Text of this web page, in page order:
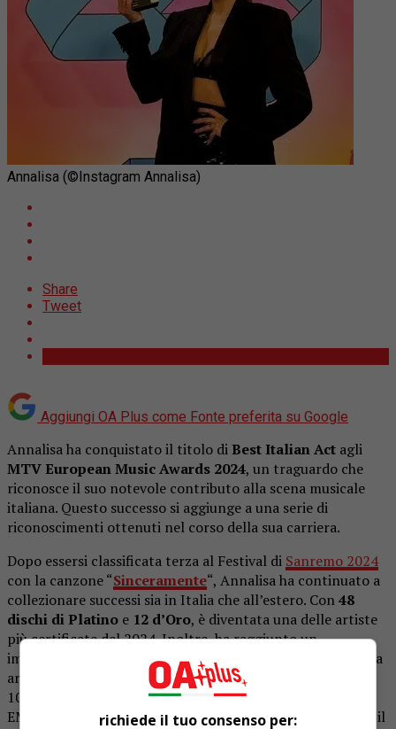
Annalisa (©Instagram Annalisa)
Share
Tweet
Aggiungi OA Plus come Fonte preferita su Google
Annalisa ha conquistato il titolo di Best Italian Act agli
MTV European Music Awards 2024, un traguardo che
riconosce il suo notevole contributo alla scena musicale
italiana. Questo successo si aggiunge a una serie di
riconoscimenti ottenuti nel corso della sua carriera.
Dopo essersi classificata terza al Festival di Sanremo 2024
con la canzone “Sinceramente“, Annalisa ha continuato a
collezionare successi sia in Italia che all’estero. Con48
dischi di Platino e 12 d’Oro, è diventata una delle artiste
più certificate del 2024. Inoltre, ha raggiunto un
importante traguardo internazionale, diventando la prima
artista femminile italiana ad entrare nella classifica Top
100 di Billboard USA.In seguito alla sua vittoria agli MTV
EMA, Annalisa ha espresso la sua gratitudine verso i fan e il
richiede il tuo consenso per: